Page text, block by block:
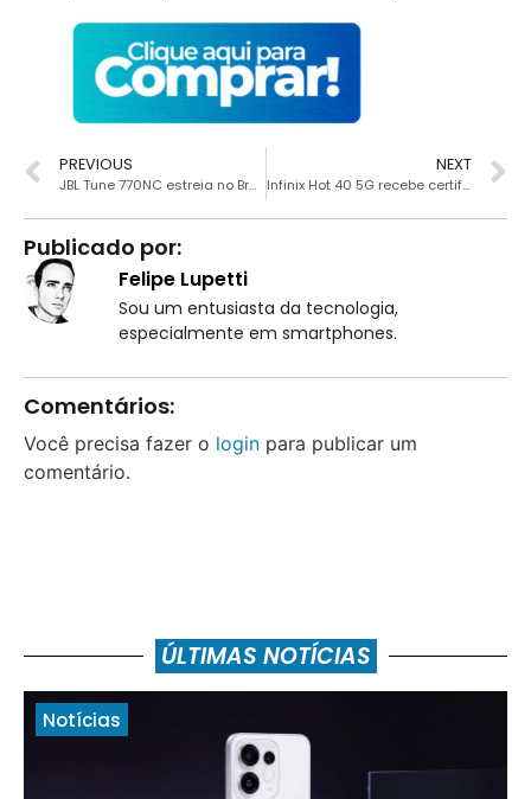
PREVIOUS
JBL Tune 770NC estreia no Brasil com cancelamento de ruído adaptativo
NEXT
Infinix Hot 40 5G recebe certificação indicando lançamento próximo
Publicado por:
Felipe Lupetti
Sou um entusiasta da tecnologia,
especialmente em smartphones.
Comentários:
Você precisa fazer o login para publicar um
comentário.
ÚLTIMAS NOTÍCIAS
Notícias